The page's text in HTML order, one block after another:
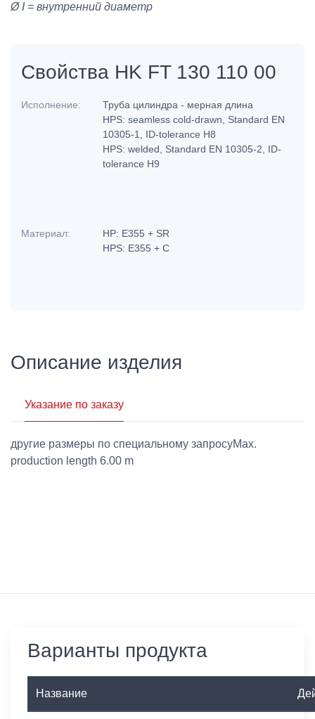
Ø I = внутренний диаметр
Свойства HK FT 130 110 00
Исполнение:
Труба цилиндра - мерная длина
HPS: seamless cold-drawn, Standard EN
10305-1, ID-tolerance H8
HPS: welded, Standard EN 10305-2, ID-
tolerance H9
Материал:
HP: E355 + SR
HPS: E355 + C
Описание изделия
Указание по заказу
другие размеры по специальному запросуMax.
production length 6.00 m
Варианты продукта
Название